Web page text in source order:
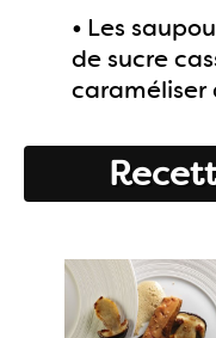
• Les
de sucre
caraméliser